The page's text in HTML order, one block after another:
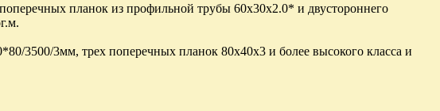
планок из профильной трубы 60х30х2.0* и двустороннего
3500/3мм, трех поперечных планок 80х40х3 и более высокого класса и